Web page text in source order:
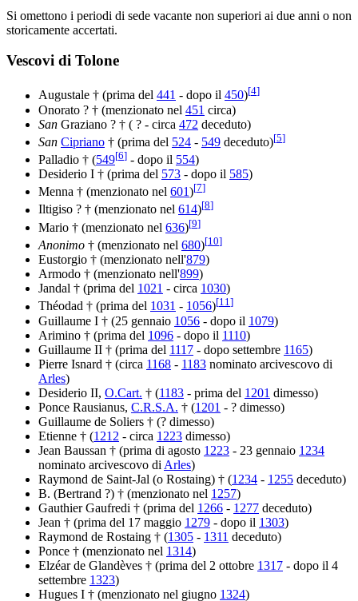
Si omettono i periodi di sede vacante non superiori ai due anni o non
storicamente accertati.
Vescovi di Tolone
Augustale † (prima del 441 - dopo il 450)[4]
Onorato ? † (menzionato nel 451 circa)
San Graziano ? † ( ? - circa 472 deceduto)
San Cipriano † (prima del 524 - 549 deceduto)[5]
Palladio † (549[6] - dopo il 554)
Desiderio I † (prima del 573 - dopo il 585)
Menna † (menzionato nel 601)[7]
Iltigiso ? † (menzionato nel 614)[8]
Mario † (menzionato nel 636)[9]
Anonimo † (menzionato nel 680)[10]
Eustorgio † (menzionato nell'879)
Armodo † (menzionato nell'899)
Jandal † (prima del 1021 - circa 1030)
Théodad † (prima del 1031 - 1056)[11]
Guillaume I † (25 gennaio 1056 - dopo il 1079)
Arimino † (prima del 1096 - dopo il 1110)
Guillaume II † (prima del 1117 - dopo settembre 1165)
Pierre Isnard † (circa 1168 - 1183 nominato arcivescovo di
Arles)
Desiderio II, O.Cart. † (1183 - prima del 1201 dimesso)
Ponce Rausianus, C.R.S.A. † (1201 - ? dimesso)
Guillaume de Soliers † (? dimesso)
Etienne † (1212 - circa 1223 dimesso)
Jean Baussan † (prima di agosto 1223 - 23 gennaio 1234
nominato arcivescovo di Arles)
Raymond de Saint-Jal (o Rostaing) † (1234 - 1255 deceduto)
B. (Bertrand ?) † (menzionato nel 1257)
Gauthier Gaufredi † (prima del 1266 - 1277 deceduto)
Jean † (prima del 17 maggio 1279 - dopo il 1303)
Raymond de Rostaing † (1305 - 1311 deceduto)
Ponce † (menzionato nel 1314)
Elzéar de Glandèves † (prima del 2 ottobre 1317 - dopo il 4
settembre 1323)
Hugues I † (menzionato nel giugno 1324)